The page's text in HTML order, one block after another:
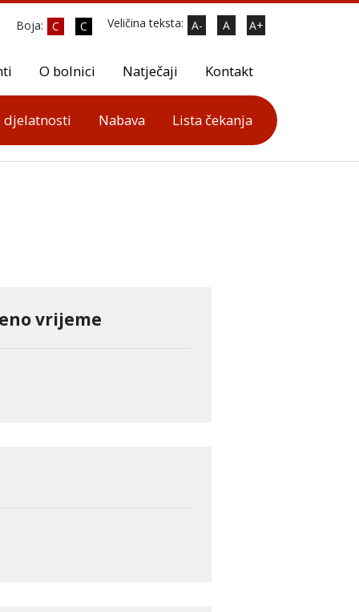
C C
Boja: A- A A+
Veličina teksta:
O bolnici Natječaji Kontakt
djelatnosti Nabava Lista čekanja
vrijeme